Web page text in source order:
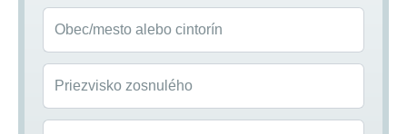
Obec/mesto alebo cintorín
Priezvisko zosnulého